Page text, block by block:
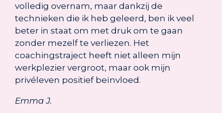
volledig overnam, maar dankzij de
technieken die ik heb geleerd, ben ik veel
beter in staat om met druk om te gaan
zonder mezelf te verliezen. Het
coachingstraject heeft niet alleen mijn
werkplezier vergroot, maar ook mijn
privéleven positief beïnvloed.
Emma J.